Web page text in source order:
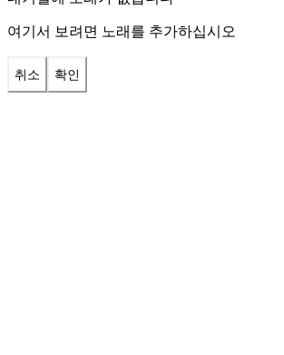
여기서 보려면 노래를 추가하십시오
취소 확인